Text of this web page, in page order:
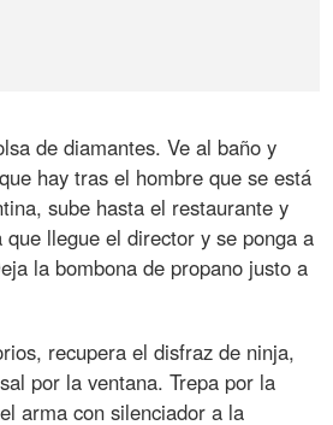
de diamantes. Ve al baño y
hay tras el hombre que se está
sube hasta el restaurante y
llegue el director y se ponga a
la bombona de propano justo a
recupera el disfraz de ninja,
por la ventana. Trepa por la
arma con silenciador a la